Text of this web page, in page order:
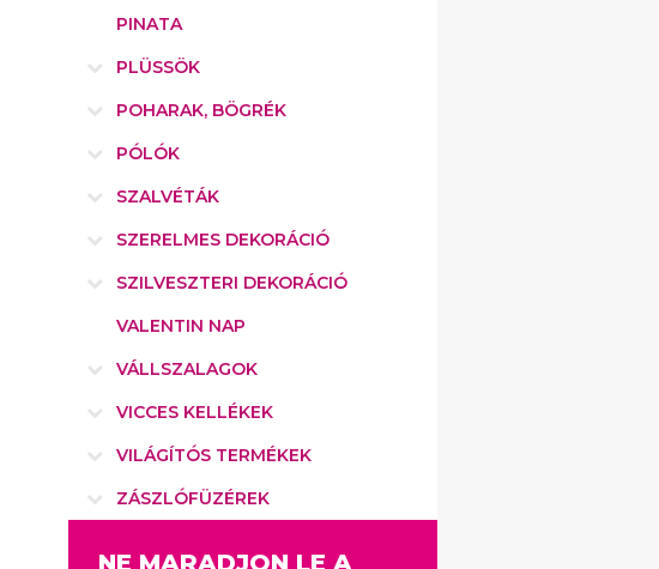
PINATA
PLÜSSÖK
POHARAK, BÖGRÉK
PÓLÓK
SZALVÉTÁK
SZERELMES DEKORÁCIÓ
SZILVESZTERI DEKORÁCIÓ
VALENTIN NAP
VÁLLSZALAGOK
VICCES KELLÉKEK
VILÁGÍTÓS TERMÉKEK
ZÁSZLÓFÜZÉREK
NE MARADJON LE A